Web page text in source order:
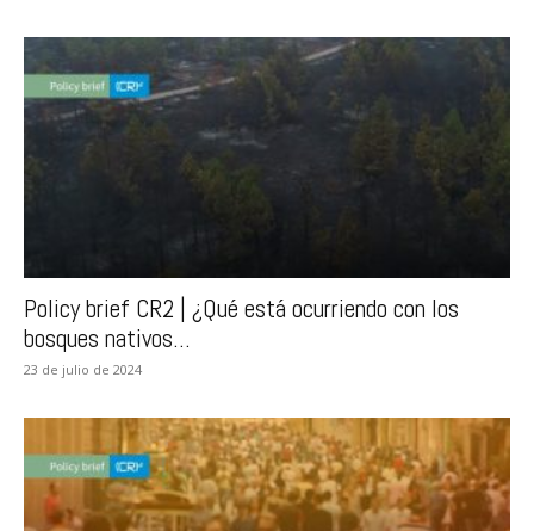
Policy brief CR2 | ¿Qué está ocurriendo con los
bosques nativos...
23 de julio de 2024